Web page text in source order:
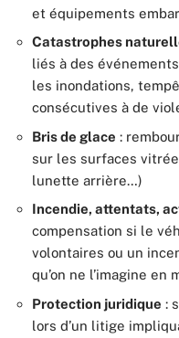
et équipements
Catastrophes
liés à des
les inondations,
consécutives à de
Bris de glace :
sur les surfaces
lunette arrière…)
Incendie, attentats,
compensation si le
volontaires ou un
qu’on ne l’imagine en
Protection juridique :
lors d’un litige